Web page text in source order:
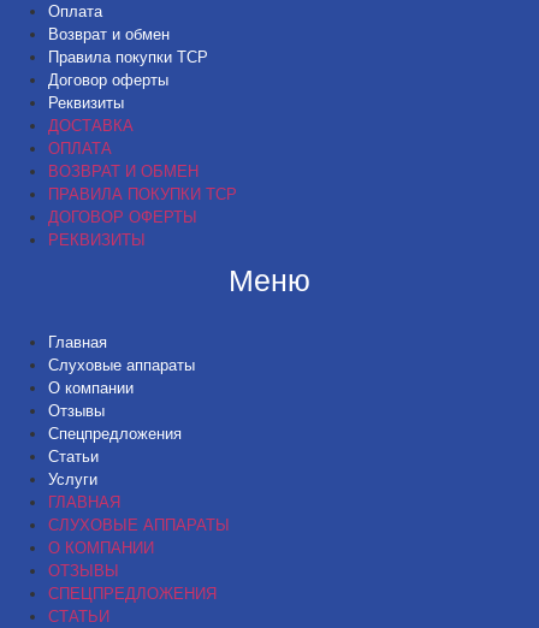
Оплата
Возврат и обмен
Правила покупки ТСР
Договор оферты
Реквизиты
ДОСТАВКА
ОПЛАТА
ВОЗВРАТ И ОБМЕН
ПРАВИЛА ПОКУПКИ ТСР
ДОГОВОР ОФЕРТЫ
РЕКВИЗИТЫ
Меню
Главная
Слуховые аппараты
О компании
Отзывы
Спецпредложения
Статьи
Услуги
ГЛАВНАЯ
СЛУХОВЫЕ АППАРАТЫ
О КОМПАНИИ
ОТЗЫВЫ
СПЕЦПРЕДЛОЖЕНИЯ
СТАТЬИ